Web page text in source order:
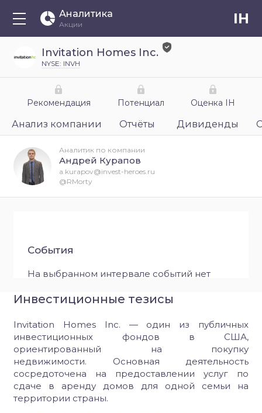
Аналитика
Акции IH
Invitation Homes Inc.
NYSE: INVH
Рекомендация Потенциал Оценка IH
Анализ компании Отчёты Дивиденды
События
На выбранном интервале событий нет
Инвестиционные тезисы
Invitation Homes Inc. — один из публичных
инвестиционных фондов в США,
ориентированный на покупку
недвижимости. Основная деятельность
сосредоточена на предоставлении услуг по
сдаче в аренду домов для одной семьи на
территории страны.
Аналитик по компании
Андрей Курапов
a.kurapov@invest-heroes.ru
@RMorty